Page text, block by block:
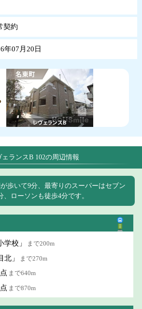
契約
年07月20日
ェランスB 102の周辺情報
歩いて9分、最寄りのスーパーはセブン
、ローソンも徒歩4分です。
学校」 まで200m
北」 まで270m
まで640m
まで870m